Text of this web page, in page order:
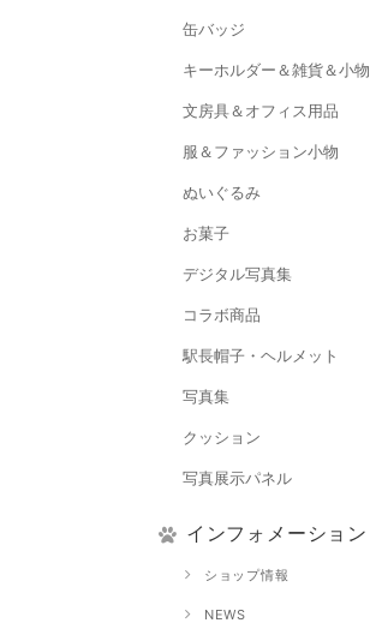
缶バッジ
キーホルダー＆雑貨＆小物
文房具＆オフィス用品
服＆ファッション小物
ぬいぐるみ
お菓子
デジタル写真集
コラボ商品
駅長帽子・ヘルメット
写真集
クッション
写真展示パネル
インフォメーション
ショップ情報
NEWS